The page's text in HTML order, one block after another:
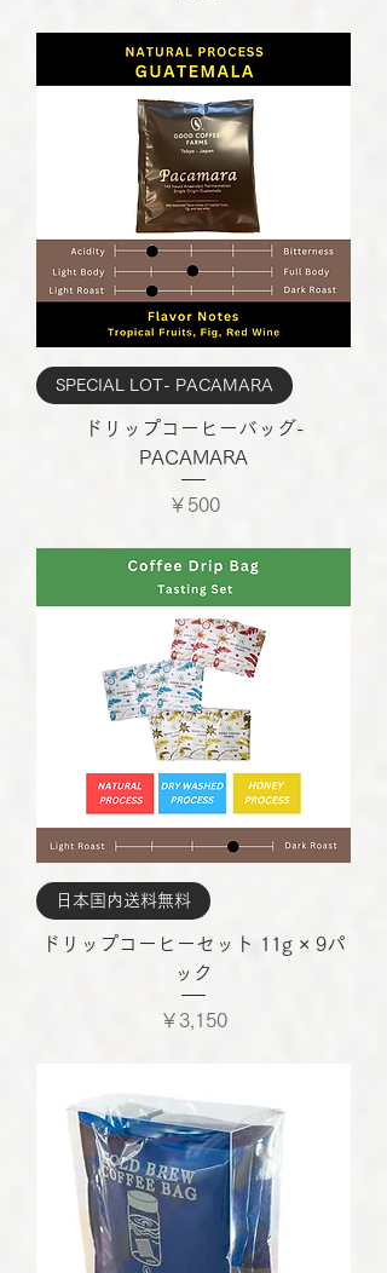
SPECIAL LOT- PACAMARA
ドリップコーヒーバッグ-
PACAMARA
価格
￥500
日本国内送料無料
ドリップコーヒーセット 11g × 9パ
ック
価格
￥3,150